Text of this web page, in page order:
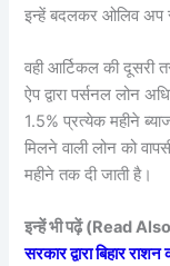
इन्हें बदलकर ओलिव अप
वही आर्टिकल की दूसरी
ऐप द्वारा पर्सनल लोन
1.5% प्रत्येक महीने
मिलने वाली लोन को
महीने तक दी जाती है।
इन्हें भी पढ़ें (Read
सरकार द्वारा बिहार